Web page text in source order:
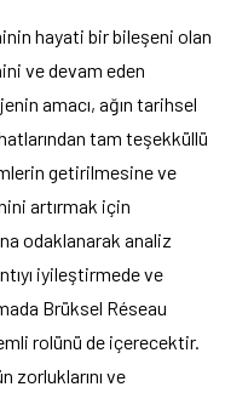
hayati bir bileşeni olan
ve devam eden
amacı, ağın tarihsel
tam teşekküllü
getirilmesine ve
artırmak için
odaklanarak analiz
iyileştirmede ve
Brüksel Réseau
rolünü de içerecektir.
zorluklarını ve